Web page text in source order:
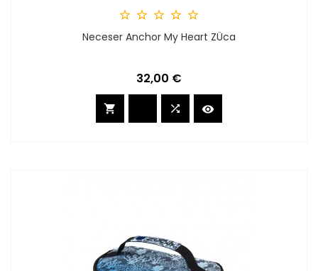
    
Neceser Anchor My Heart ZÜca
Preis
32,00 €
  